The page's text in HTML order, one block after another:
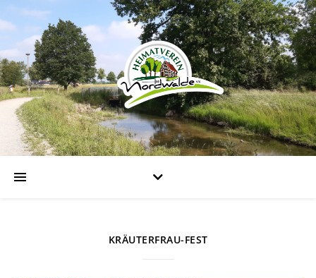
KRÄUTERFRAU-FEST